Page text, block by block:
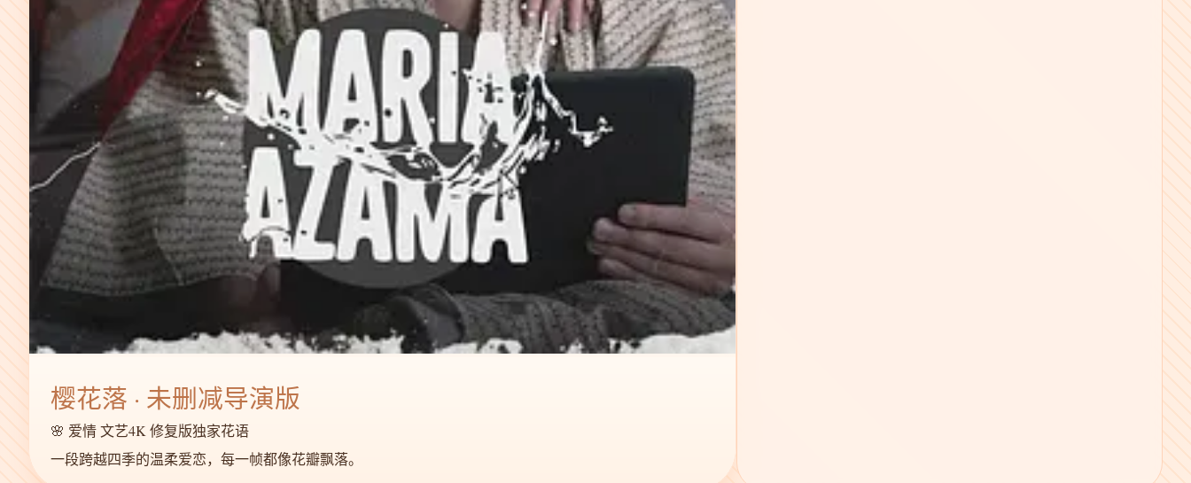
樱花落 · 未删减导演版
🌸 爱情 文艺4K 修复版独家花语
一段跨越四季的温柔爱恋，每一帧都像花瓣飘落。